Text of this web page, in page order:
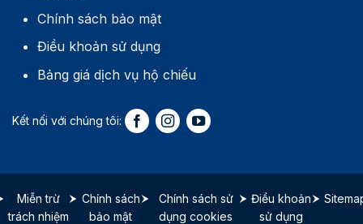
Chính sách bảo mật
Điều khoản sử dụng
Bảng giá dịch vụ hộ chiếu
Miễn trừ
trách nhiệm
Chính sách
bảo mật
Chính sách sử
dụng cookies
Điều khoản
sử dụng